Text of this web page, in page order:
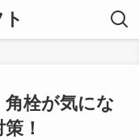
角栓が気にな
！